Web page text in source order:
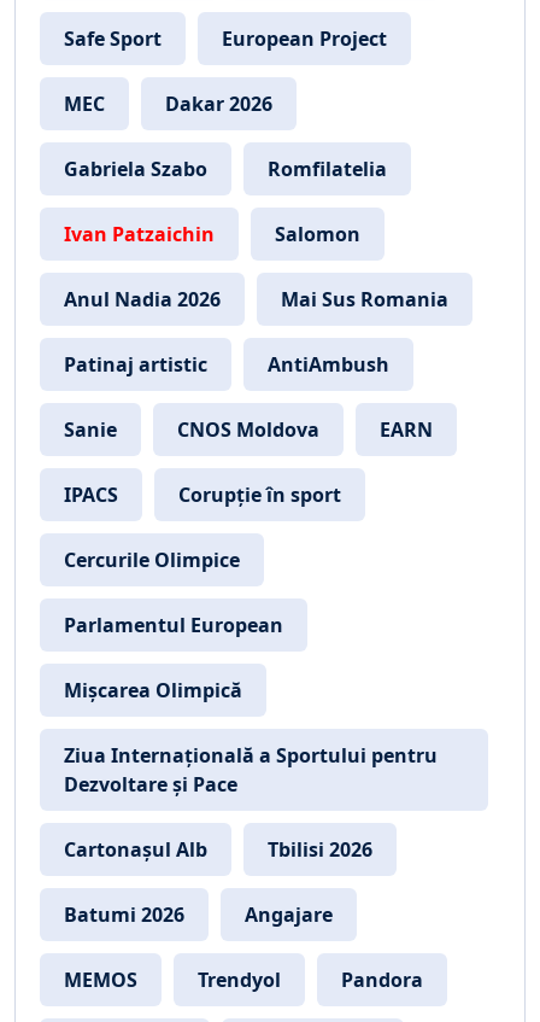
Safe Sport European Project
MEC Dakar 2026
Gabriela Szabo Romfilatelia
Ivan Patzaichin Salomon
Anul Nadia 2026 Mai Sus Romania
Patinaj artistic AntiAmbush
Sanie CNOS Moldova EARN
IPACS Corupție în sport
Cercurile Olimpice
Parlamentul European
Mișcarea Olimpică
Ziua Internațională a Sportului pentru
Dezvoltare și Pace
Cartonașul Alb Tbilisi 2026
Batumi 2026 Angajare
MEMOS Trendyol Pandora